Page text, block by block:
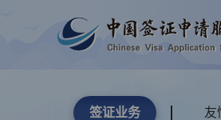
签证业务 友